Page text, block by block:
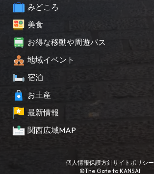
みどころ
美食
お得な移動や周遊パス
地域イベント
宿泊
お土産
最新情報
関西広域MAP
©The Gate to KANSAI
個人情報保護方針サイトポリシー